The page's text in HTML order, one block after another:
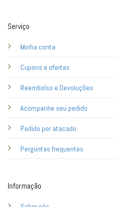
Serviço
Minha conta
Cupons e ofertas
Reembolso e Devoluções
Acompanhe seu pedido
Pedido por atacado
Perguntas frequentes
Informação